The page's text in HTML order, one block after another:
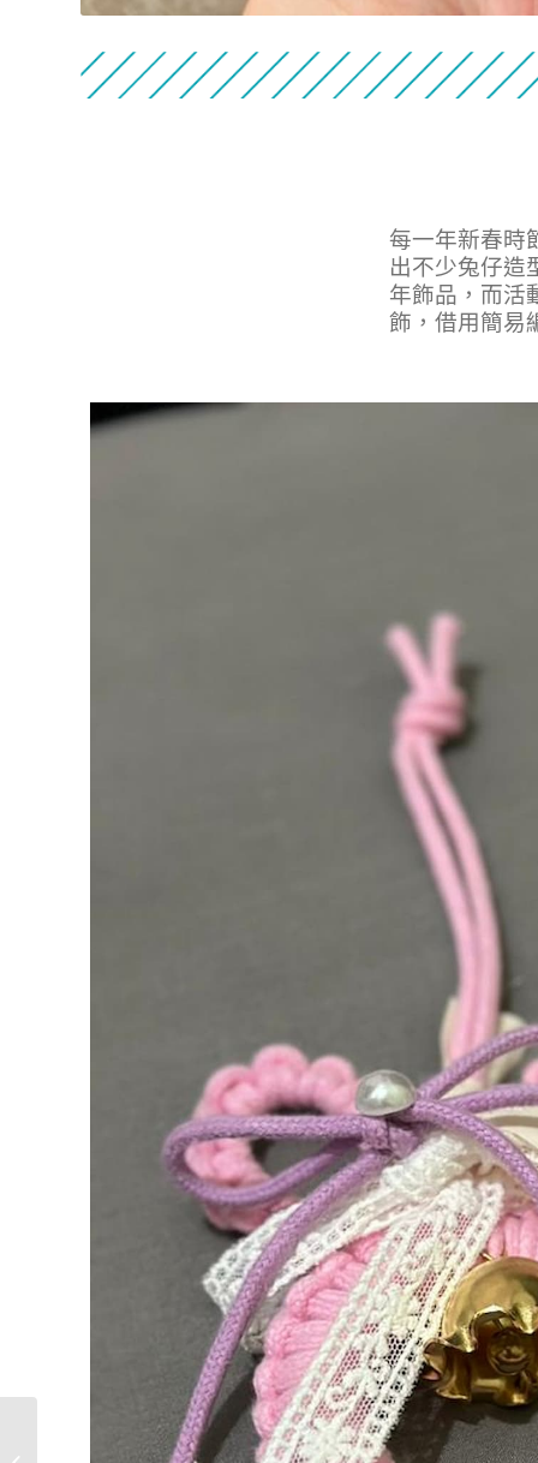
每一年新春時
出不少兔仔造
年飾品，而活
飾，借用簡易
鑲嵌玻璃工藝: 玻璃鯨魚